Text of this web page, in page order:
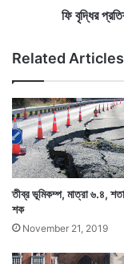
গা
রে
র
ক
লে
জে
ছা
ত্রী
দে
র
তা
ণ্ড
ফি বৃদ্ধির
Related Articles
তীব্র ভূমিকম্প, মাত্রা ৬.৪,
শক
November 21, 2019